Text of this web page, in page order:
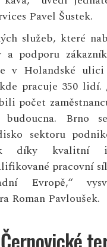
Pavel Šustek.
služeb, které
podporu
v Holandské
pracuje 350 lidí.
počet
Brno
sektoru
kvalitní
pracovní
Evropě,“
Roman Pavloušek.